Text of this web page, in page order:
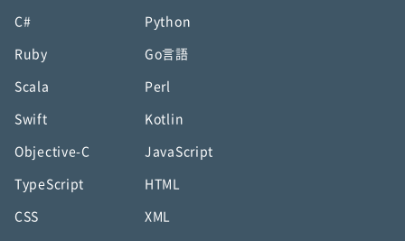
C# Python
Ruby Go言語
Scala Perl
Swift Kotlin
Objective-C JavaScript
TypeScript HTML
CSS XML